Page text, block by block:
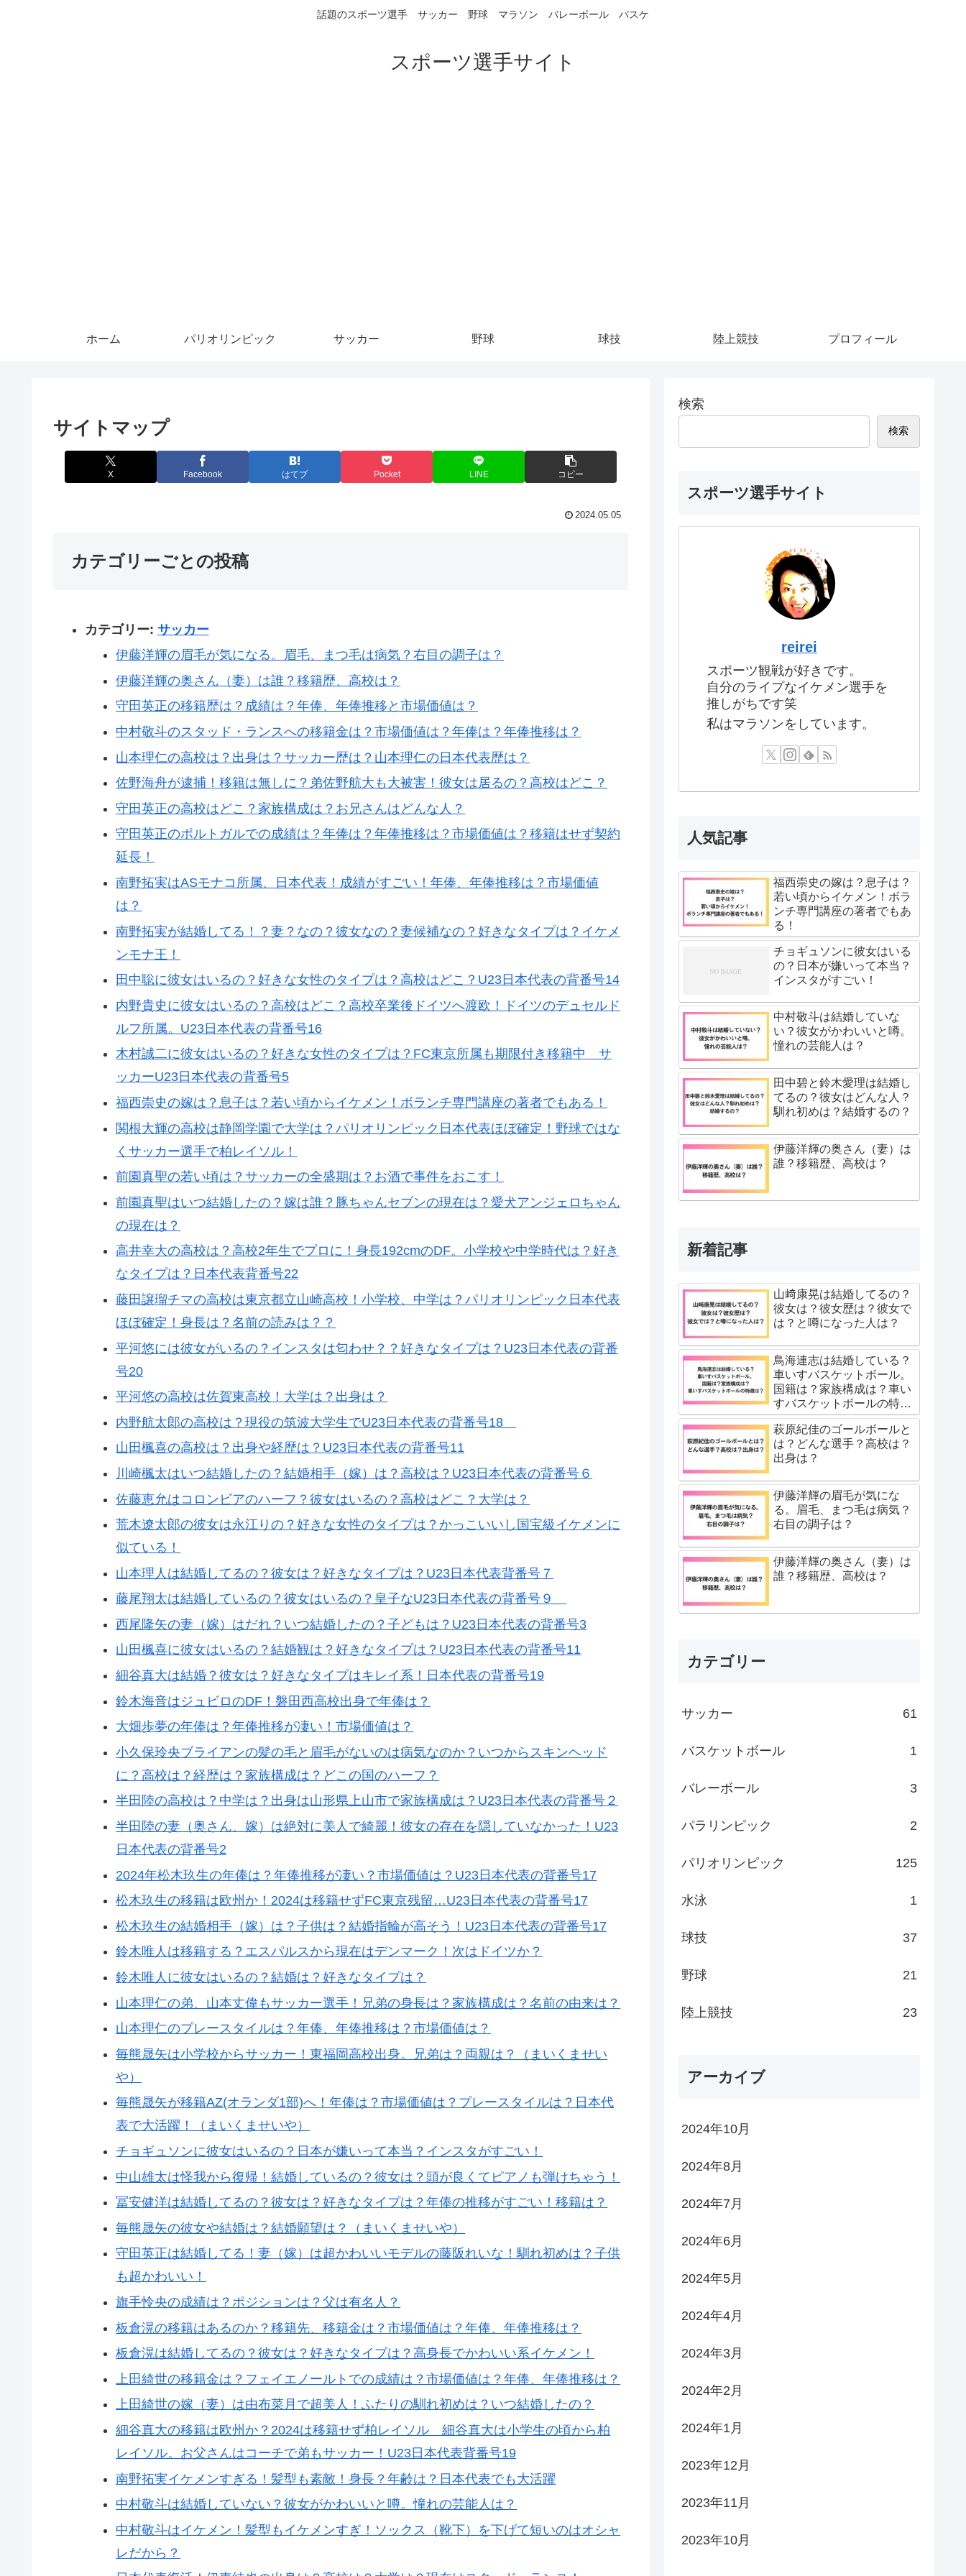
話題のスポーツ選手 サッカー 野球 マラソン バレーボール バスケ
スポーツ選手サイト
ホーム パリオリンピック サッカー 野球 球技 陸上競技 プロフィール
サイトマップ
X Facebook はてブ Pocket LINE コピー
2024.05.05
カテゴリーごとの投稿
カテゴリー: サッカー
伊藤洋輝の眉毛が気になる。眉毛、まつ毛は病気？右目の調子は？
伊藤洋輝の奥さん（妻）は誰？移籍歴、高校は？
守田英正の移籍歴は？成績は？年俸、年俸推移と市場価値は？
中村敬斗のスタッド・ランスへの移籍金は？市場価値は？年俸は？年俸推移は？
山本理仁の高校は？出身は？サッカー歴は？山本理仁の日本代表歴は？
佐野海舟が逮捕！移籍は無しに？弟佐野航大も大被害！彼女は居るの？高校はどこ？
守田英正の高校はどこ？家族構成は？お兄さんはどんな人？
守田英正のポルトガルでの成績は？年俸は？年俸推移は？市場価値は？移籍はせず契約
延長！
南野拓実はASモナコ所属、日本代表！成績がすごい！年俸、年俸推移は？市場価値
は？
南野拓実が結婚してる！？妻？なの？彼女なの？妻候補なの？好きなタイプは？イケメ
ンモナ王！
田中聡に彼女はいるの？好きな女性のタイプは？高校はどこ？U23日本代表の背番号14
内野貴史に彼女はいるの？高校はどこ？高校卒業後ドイツへ渡欧！ドイツのデュセルド
ルフ所属。U23日本代表の背番号16
木村誠二に彼女はいるの？好きな女性のタイプは？FC東京所属も期限付き移籍中 サ
ッカーU23日本代表の背番号5
福西崇史の嫁は？息子は？若い頃からイケメン！ボランチ専門講座の著者でもある！
関根大輝の高校は静岡学園で大学は？パリオリンピック日本代表ほぼ確定！野球ではな
くサッカー選手で柏レイソル！
前園真聖の若い頃は？サッカーの全盛期は？お酒で事件をおこす！
前園真聖はいつ結婚したの？嫁は誰？豚ちゃんセブンの現在は？愛犬アンジェロちゃん
の現在は？
高井幸大の高校は？高校2年生でプロに！身長192cmのDF。小学校や中学時代は？好き
なタイプは？日本代表背番号22
藤田譲瑠チマの高校は東京都立山崎高校！小学校、中学は？パリオリンピック日本代表
ほぼ確定！身長は？名前の読みは？？
平河悠には彼女がいるの？インスタは匂わせ？？好きなタイプは？U23日本代表の背番
号20
平河悠の高校は佐賀東高校！大学は？出身は？
内野航太郎の高校は？現役の筑波大学生でU23日本代表の背番号18
山田楓喜の高校は？出身や経歴は？U23日本代表の背番号11
川崎楓太はいつ結婚したの？結婚相手（嫁）は？高校は？U23日本代表の背番号６
佐藤恵允はコロンビアのハーフ？彼女はいるの？高校はどこ？大学は？
荒木遼太郎の彼女は永江りの？好きな女性のタイプは？かっこいいし国宝級イケメンに
似ている！
山本理人は結婚してるの？彼女は？好きなタイプは？U23日本代表背番号７
藤尾翔太は結婚しているの？彼女はいるの？皇子なU23日本代表の背番号９
西尾隆矢の妻（嫁）はだれ？いつ結婚したの？子どもは？U23日本代表の背番号3
山田楓喜に彼女はいるの？結婚観は？好きなタイプは？U23日本代表の背番号11
細谷真大は結婚？彼女は？好きなタイプはキレイ系！日本代表の背番号19
鈴木海音はジュビロのDF！磐田西高校出身で年俸は？
大畑歩夢の年俸は？年俸推移が凄い！市場価値は？
小久保玲央ブライアンの髪の毛と眉毛がないのは病気なのか？いつからスキンヘッド
に？高校は？経歴は？家族構成は？どこの国のハーフ？
半田陸の高校は？中学は？出身は山形県上山市で家族構成は？U23日本代表の背番号２
半田陸の妻（奥さん、嫁）は絶対に美人で綺麗！彼女の存在を隠していなかった！U23
日本代表の背番号2
2024年松木玖生の年俸は？年俸推移が凄い？市場価値は？U23日本代表の背番号17
松木玖生の移籍は欧州か！2024は移籍せずFC東京残留…U23日本代表の背番号17
松木玖生の結婚相手（嫁）は？子供は？結婚指輪が高そう！U23日本代表の背番号17
鈴木唯人は移籍する？エスパルスから現在はデンマーク！次はドイツか？
鈴木唯人に彼女はいるの？結婚は？好きなタイプは？
山本理仁の弟、山本丈偉もサッカー選手！兄弟の身長は？家族構成は？名前の由来は？
山本理仁のプレースタイルは？年俸、年俸推移は？市場価値は？
毎熊晟矢は小学校からサッカー！東福岡高校出身。兄弟は？両親は？（まいくませい
や）
毎熊晟矢が移籍AZ(オランダ1部)へ！年俸は？市場価値は？プレースタイルは？日本代
表で大活躍！（まいくませいや）
チョギュソンに彼女はいるの？日本が嫌いって本当？インスタがすごい！
中山雄太は怪我から復帰！結婚しているの？彼女は？頭が良くてピアノも弾けちゃう！
冨安健洋は結婚してるの？彼女は？好きなタイプは？年俸の推移がすごい！移籍は？
毎熊晟矢の彼女や結婚は？結婚願望は？（まいくませいや）
守田英正は結婚してる！妻（嫁）は超かわいいモデルの藤阪れいな！馴れ初めは？子供
も超かわいい！
旗手怜央の成績は？ポジションは？父は有名人？
板倉滉の移籍はあるのか？移籍先、移籍金は？市場価値は？年俸、年俸推移は？
板倉滉は結婚してるの？彼女は？好きなタイプは？高身長でかわいい系イケメン！
上田綺世の移籍金は？フェイエノールトでの成績は？市場価値は？年俸、年俸推移は？
上田綺世の嫁（妻）は由布菜月で超美人！ふたりの馴れ初めは？いつ結婚したの？
細谷真大の移籍は欧州か？2024は移籍せず柏レイソル 細谷真大は小学生の頃から柏
レイソル。お父さんはコーチで弟もサッカー！U23日本代表背番号19
南野拓実イケメンすぎる！髪型も素敵！身長？年齢は？日本代表でも大活躍
中村敬斗は結婚していない？彼女がかわいいと噂。憧れの芸能人は？
中村敬斗はイケメン！髪型もイケメンすぎ！ソックス（靴下）を下げて短いのはオシャ
レだから？
検索
検索
スポーツ選手サイト
reirei
スポーツ観戦が好きです。
自分のライプなイケメン選手を
推しがちです笑
私はマラソンをしています。
人気記事
福西崇史の嫁は？息子は？
若い頃からイケメン！ボラ
ンチ専門講座の著者でもあ
る！
チョギュソンに彼女はいる
の？日本が嫌いって本当？
インスタがすごい！
中村敬斗は結婚していな
い？彼女がかわいいと噂。
憧れの芸能人は？
田中碧と鈴木愛理は結婚し
てるの？彼女はどんな人？
馴れ初めは？結婚するの？
伊藤洋輝の奥さん（妻）は
誰？移籍歴、高校は？
新着記事
山﨑康晃は結婚してるの？
彼女は？彼女歴は？彼女で
は？と噂になった人は？
鳥海連志は結婚している？
車いすバスケットボール。
国籍は？家族構成は？車い
すバスケットボールの特徴
は？
萩原紀佳のゴールボールと
は？どんな選手？高校は？
出身は？
伊藤洋輝の眉毛が気にな
る。眉毛、まつ毛は病気？
右目の調子は？
伊藤洋輝の奥さん（妻）は
誰？移籍歴、高校は？
カテゴリー
サッカー 61
バスケットボール 1
バレーボール 3
パラリンピック 2
パリオリンピック 125
水泳 1
球技 37
野球 21
陸上競技 23
アーカイブ
2024年10月
2024年8月
2024年7月
2024年6月
2024年5月
2024年4月
2024年3月
2024年2月
2024年1月
2023年12月
2023年11月
2023年10月